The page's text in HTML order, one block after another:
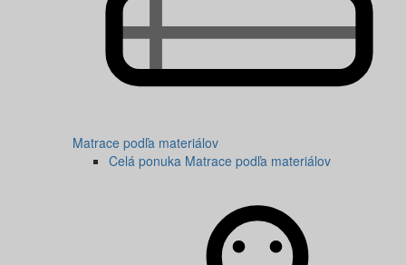
Matrace podľa materiálov
Celá ponuka Matrace podľa materiálov